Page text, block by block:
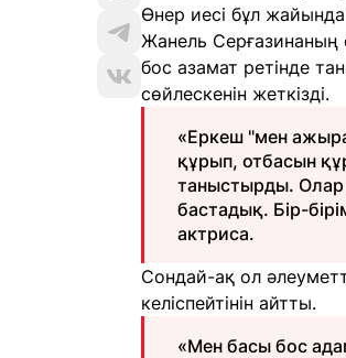
Өнер иесі бұл
Жанель Серғазинаның
бос азамат ретінде
сөйлескенін жеткізді.
«Еркеш "мен
құрып, отбасын
таныстырды. Олар
бастадық. Бір-
актриса.
Сондай-ақ ол
келіспейтінін айтты.
«Мен басы бос